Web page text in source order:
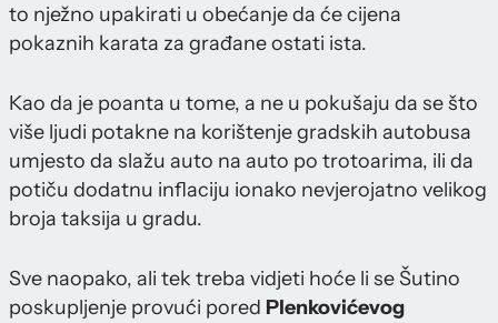
to nježno upakirati u obećanje da će cijena
pokaznih karata za građane ostati ista.
Kao da je poanta u tome, a ne u pokušaju da se što
više ljudi potakne na korištenje gradskih autobusa
umjesto da slažu auto na auto po trotoarima, ili da
potiču dodatnu inflaciju ionako nevjerojatno velikog
broja taksija u gradu.
Sve naopako, ali tek treba vidjeti hoće li se Šutino
poskupljenje provući pored Plenkovićevog